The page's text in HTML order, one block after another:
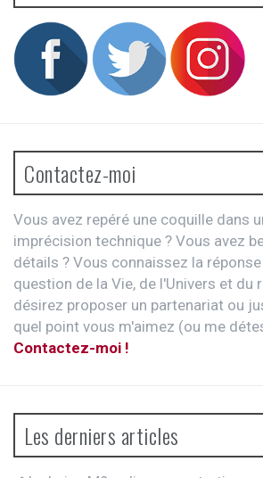
Contactez-moi
Vous avez repéré une coquille dans
imprécision technique ? Vous avez
détails ? Vous connaissez la
question de la Vie, de l'Univers et du
désirez proposer un partenariat ou
quel point vous m'aimez (ou me
Contactez-moi !
Les derniers articles